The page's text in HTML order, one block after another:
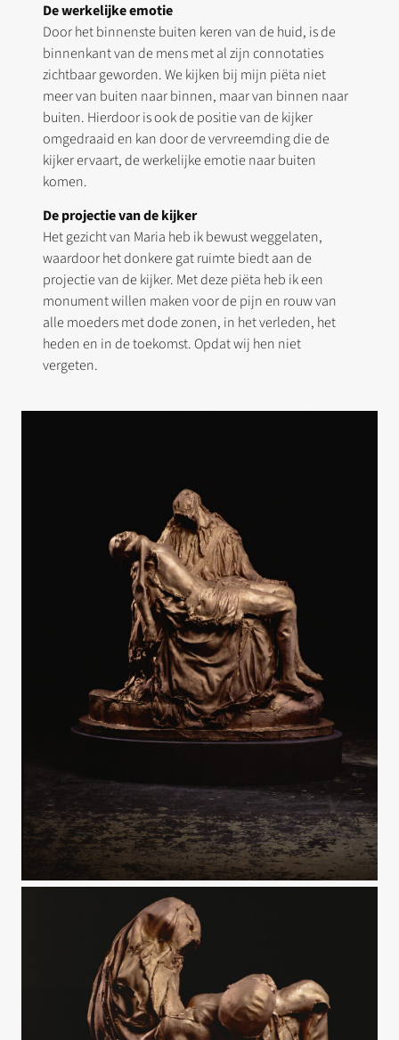
De werkelijke emotie
Door het binnenste buiten keren van de huid, is de
binnenkant van de mens met al zijn connotaties
zichtbaar geworden. We kijken bij mijn piëta niet
meer van buiten naar binnen, maar van binnen naar
buiten. Hierdoor is ook de positie van de kijker
omgedraaid en kan door de vervreemding die de
kijker ervaart, de werkelijke emotie naar buiten
komen.
De projectie van de kijker
Het gezicht van Maria heb ik bewust weggelaten,
waardoor het donkere gat ruimte biedt aan de
projectie van de kijker. Met deze piëta heb ik een
monument willen maken voor de pijn en rouw van
alle moeders met dode zonen, in het verleden, het
heden en in de toekomst. Opdat wij hen niet
vergeten.